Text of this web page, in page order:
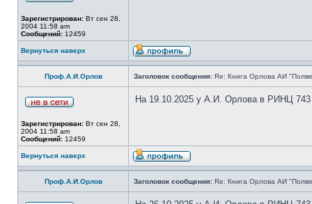
Зарегистрирован: Вт сен 28,
2004 11:58 am
Сообщений: 12459
Вернуться наверх
Проф.А.И.Орлов Заголовок сообщения: Re: Книга Орлова АИ
Зарегистрирован: Вт сен 28,
2004 11:58 am
Сообщений: 12459
На 19.10.2025 у А.И. Орлова в РИНЦ 743
Вернуться наверх
Проф.А.И.Орлов Заголовок сообщения: Re: Книга Орлова АИ